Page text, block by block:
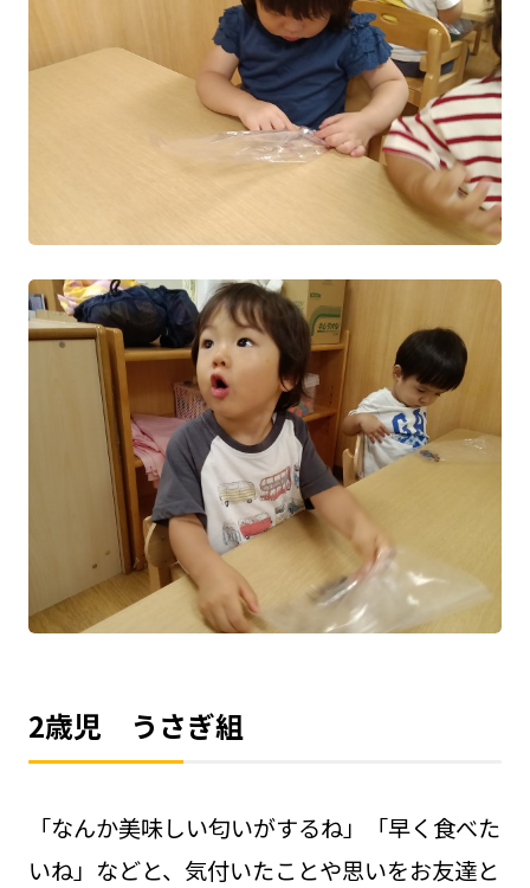
2歳児 うさぎ組
「なんか美味しい匂いがするね」「早く食べた
いね」などと、気付いたことや思いをお友達と